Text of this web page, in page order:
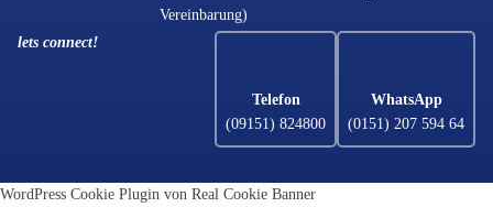
Vereinbarung)
lets connect!
Telefon
(09151) 824800
WhatsApp
(0151) 207 594 64
WordPress Cookie Plugin von Real Cookie Banner